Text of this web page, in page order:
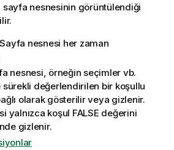
nesnesinin görüntülendiği
nesnesi her zaman
nesnesi, örneğin seçimler vb.
sürekli değerlendirilen bir koşullu
olarak gösterilir veya gizlenir.
yalnızca koşul FALSE değerini
gizlenir.